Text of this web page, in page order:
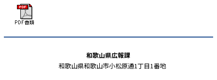
和歌山県広報課
和歌山県和歌山市小松原通1丁目1番地